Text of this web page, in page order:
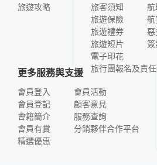
旅遊攻略
旅客須知
旅遊保險
旅遊禮券
旅遊短片
電子印花
旅行團報名及責
更多服務與支援
會員登入
會員登記
會籍簡介
會員有賞
精選優惠
會員活動
顧客意見
服務查詢
分銷夥伴合作平台